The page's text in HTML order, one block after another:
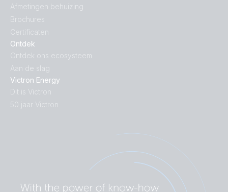
Ontdek
Ontdek ons ecosysteem
Aan de slag
Victron Energy
Dit is Victron
50 jaar Victron
Afmetingen behuizing
Brochures
Certificaten